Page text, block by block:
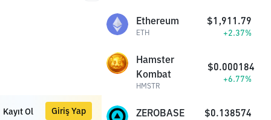
Kayıt Ol Giriş Yap
Ethereum
ETH
$1,911.79
+2.37%
Hamster
Kombat
HMSTR
$0.000184
+6.77%
ZEROBASE $0.138574